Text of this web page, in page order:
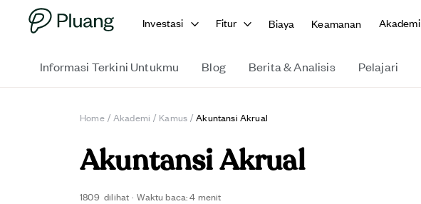
Investasi Fitur Biaya Keamanan Akademi
Informasi Terkini Untukmu Blog Berita & Analisis Pelajari
Home / Akademi / Kamus / Akuntansi Akrual
Akuntansi Akrual
1809dilihat · Waktu baca:4 menit